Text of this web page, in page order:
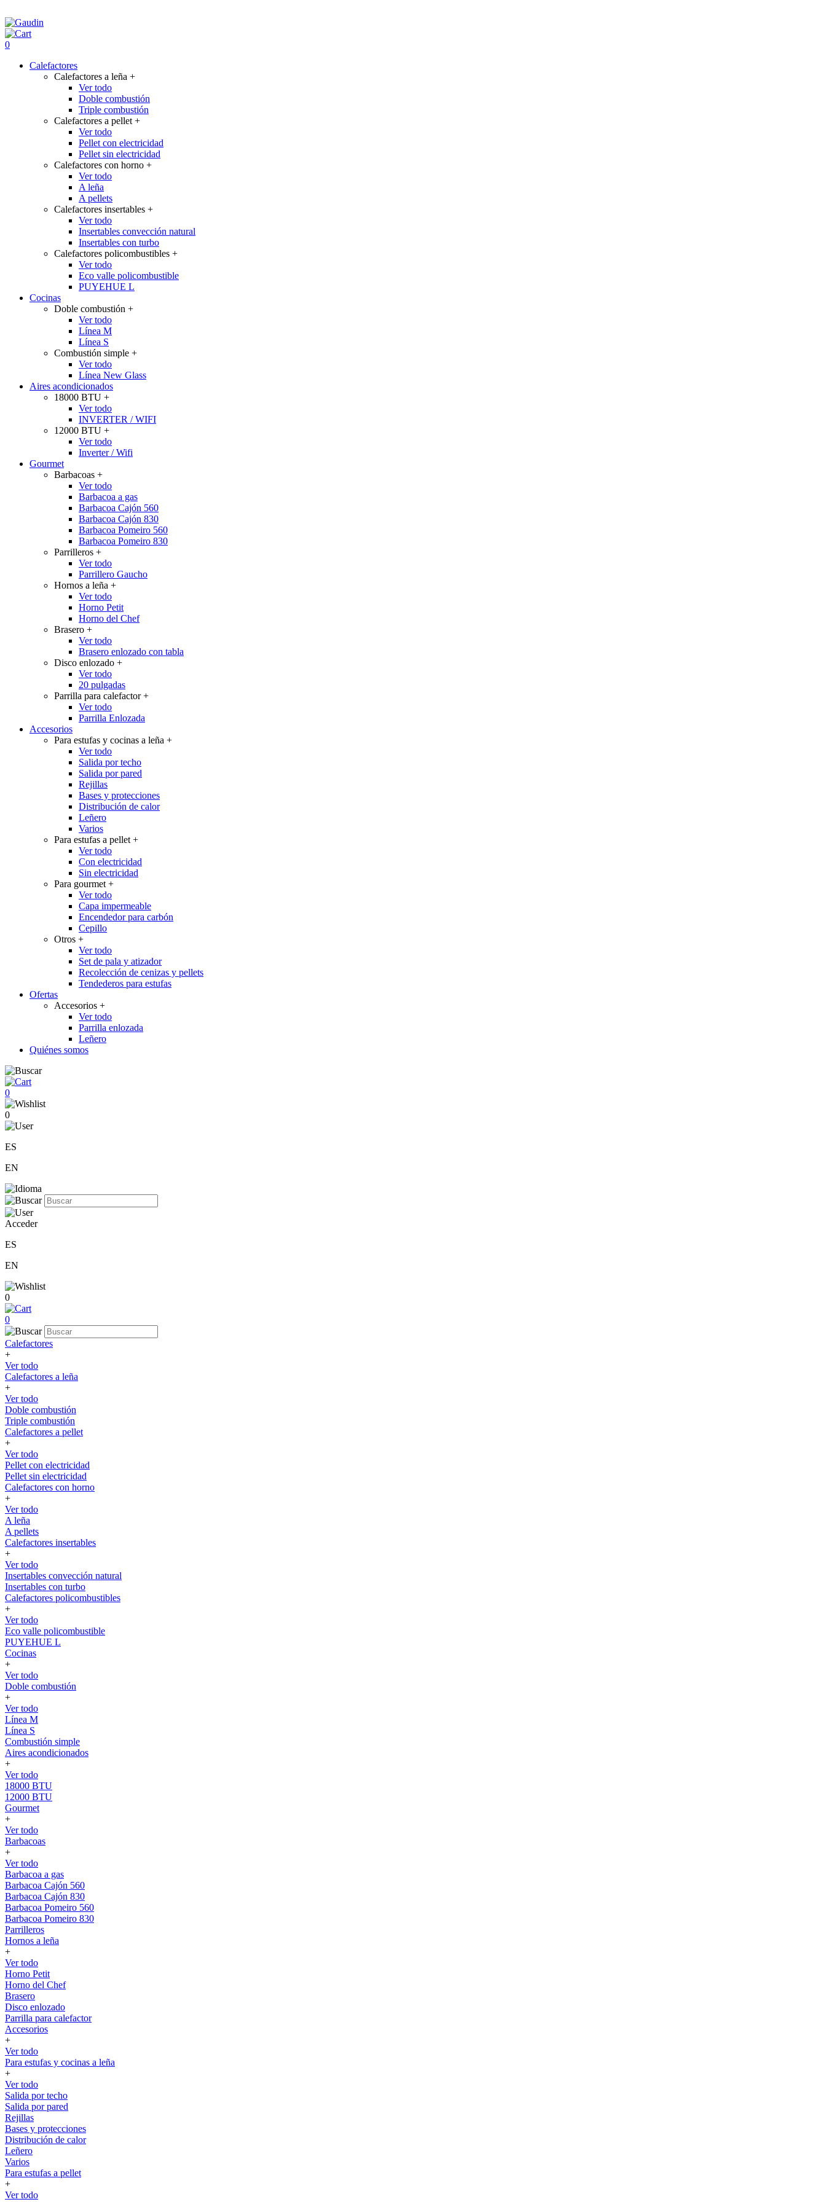
0
Calefactores
Calefactores a leña +
Ver todo
Doble combustión
Triple combustión
Calefactores a pellet +
Ver todo
Pellet con electricidad
Pellet sin electricidad
Calefactores con horno +
Ver todo
A leña
A pellets
Calefactores insertables +
Ver todo
Insertables convección natural
Insertables con turbo
Calefactores policombustibles +
Ver todo
Eco valle policombustible
PUYEHUE L
Cocinas
Doble combustión +
Ver todo
Línea M
Línea S
Combustión simple +
Ver todo
Línea New Glass
Aires acondicionados
18000 BTU +
Ver todo
INVERTER / WIFI
12000 BTU +
Ver todo
Inverter / Wifi
Gourmet
Barbacoas +
Ver todo
Barbacoa a gas
Barbacoa Cajón 560
Barbacoa Cajón 830
Barbacoa Pomeiro 560
Barbacoa Pomeiro 830
Parrilleros +
Ver todo
Parrillero Gaucho
Hornos a leña +
Ver todo
Horno Petit
Horno del Chef
Brasero +
Ver todo
Brasero enlozado con tabla
Disco enlozado +
Ver todo
20 pulgadas
Parrilla para calefactor+
Ver todo
Parrilla Enlozada
Accesorios
Para estufas y cocinas a leña +
Ver todo
Salida por techo
Salida por pared
Rejillas
Bases y protecciones
Distribución de calor
Leñero
Varios
Para estufas a pellet +
Ver todo
Con electricidad
Sin electricidad
Para gourmet +
Ver todo
Capa impermeable
Encendedor para carbón
Cepillo
Otros +
Ver todo
Set de pala y atizador
Recolección de cenizas y pellets
Tendederos para estufas
Ofertas
Accesorios +
Ver todo
Parrilla enlozada
Leñero
Quiénes somos
0
0
ES
EN
Acceder
ES
EN
0
0
Calefactores
+
Ver todo
Calefactores a leña
+
Ver todo
Doble combustión
Triple combustión
Calefactores a pellet
+
Ver todo
Pellet con electricidad
Pellet sin electricidad
Calefactores con horno
+
Ver todo
A leña
A pellets
Calefactores insertables
+
Ver todo
Insertables convección natural
Insertables con turbo
Calefactores policombustibles
+
Ver todo
Eco valle policombustible
PUYEHUE L
Cocinas
+
Ver todo
Doble combustión
+
Ver todo
Línea M
Línea S
Combustión simple
Aires acondicionados
+
Ver todo
18000 BTU
12000 BTU
Gourmet
+
Ver todo
Barbacoas
+
Ver todo
Barbacoa a gas
Barbacoa Cajón 560
Barbacoa Cajón 830
Barbacoa Pomeiro 560
Barbacoa Pomeiro 830
Parrilleros
Hornos a leña
+
Ver todo
Horno Petit
Horno del Chef
Brasero
Disco enlozado
Parrilla para calefactor
Accesorios
+
Ver todo
Para estufas y cocinas a leña
+
Ver todo
Salida por techo
Salida por pared
Rejillas
Bases y protecciones
Distribución de calor
Leñero
Varios
Para estufas a pellet
+
Ver todo